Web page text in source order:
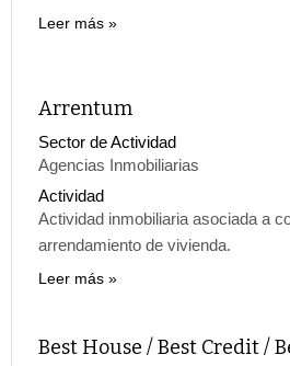
Leer más
Arrentum
Sector de Actividad
Agencias Inmobiliarias
Actividad
Actividad inmobiliaria asociada a
arrendamiento de vivienda.
Leer más
Best House / Best Credit /